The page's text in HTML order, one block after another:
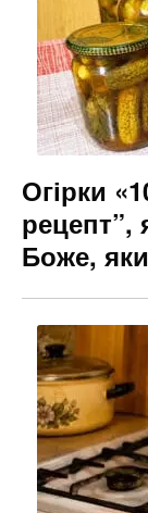
Огірки
рецепт”,
Боже,